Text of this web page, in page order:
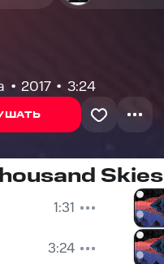
2017 3:24
Skies
1:31
3:24